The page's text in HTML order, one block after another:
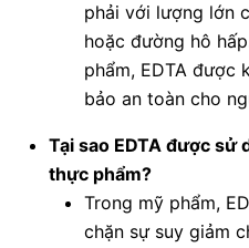
phải với lượng lớn
hoặc đường hô
phẩm, EDTA được
bảo an toàn cho
Tại sao EDTA được sử
thực phẩm?
Trong mỹ phẩm,
chặn sự suy giảm